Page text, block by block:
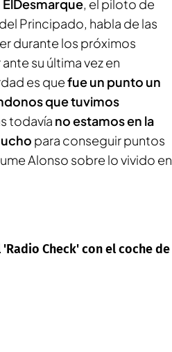
ElDesmarque, el piloto de
Principado, habla de las
durante los próximos
su última vez en
es quefue un punto un
que tuvimos
todavía no estamos en la
para conseguir puntos
Alonso sobre lo vivido en
Check' con el coche de